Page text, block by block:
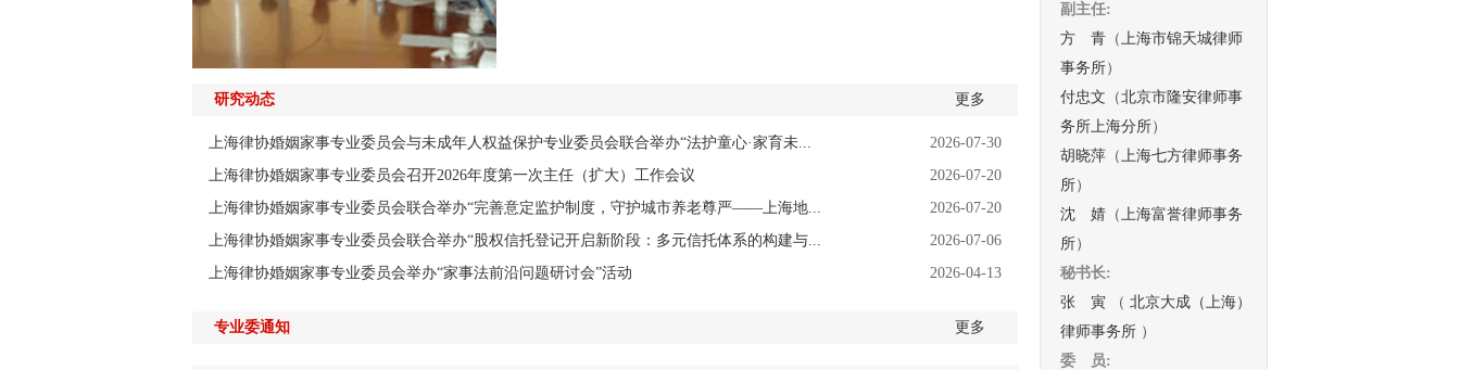
更多
研究动态
2026-07-30
上海律协婚姻家事专业委员会与未成年人权益保护专业委员会联合举办“法护童心·家育未...
2026-07-20
上海律协婚姻家事专业委员会召开2026年度第一次主任（扩大）工作会议
2026-07-20
上海律协婚姻家事专业委员会联合举办“完善意定监护制度，守护城市养老尊严——上海地...
2026-07-06
上海律协婚姻家事专业委员会联合举办“股权信托登记开启新阶段：多元信托体系的构建与...
2026-04-13
上海律协婚姻家事专业委员会举办“家事法前沿问题研讨会”活动
更多
专业委通知
副主任:
方 青 （上海市锦天城律师
事务所）
付忠文 （北京市隆安律师事
务所上海分所）
胡晓萍 （上海七方律师事务
所）
沈 婧 （上海富誉律师事务
所）
秘书长:
张 寅 （ 北京大成（上海）
律师事务所 ）
委 员: